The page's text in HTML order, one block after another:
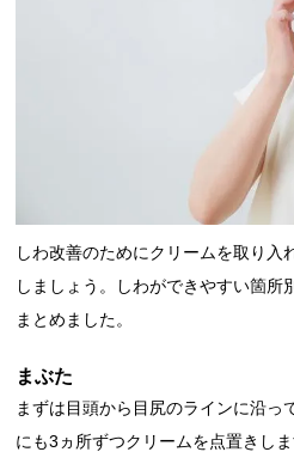
しわ改善のためにクリームを取り入
しましょう。しわができやすい箇所
まとめました。
まぶた
まずは目頭から目尻のラインに沿っ
にも3ヵ所ずつクリームを点置きしま